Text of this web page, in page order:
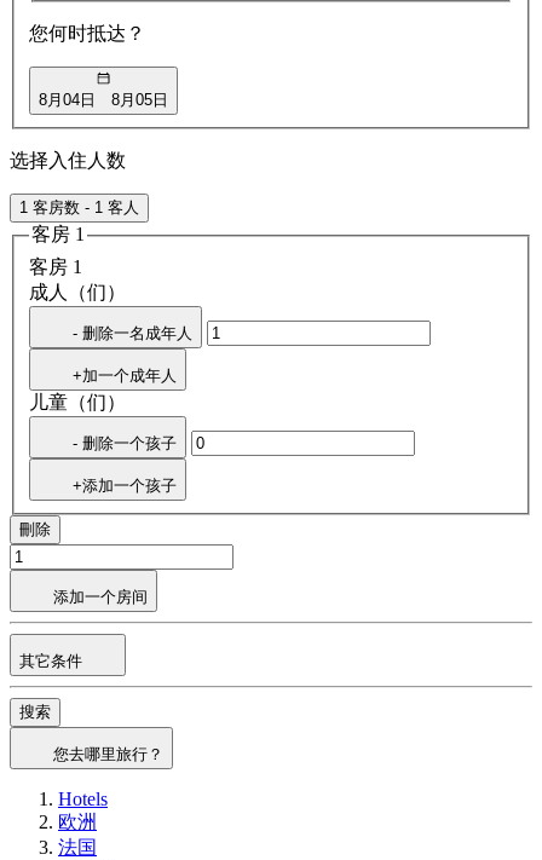
您何时抵达？
8月04日 8月05日
选择入住人数
1 客房数 - 1 客人
客房 1
客房 1
成人（们）
- 删除一名成年人
+加一个成年人
儿童（们）
- 删除一个孩子
+添加一个孩子
刪除
添加一个房间
其它条件
搜索
您去哪里旅行？
Hotels
欧洲
法国